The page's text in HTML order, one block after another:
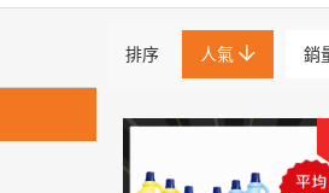
排序 人氣 銷